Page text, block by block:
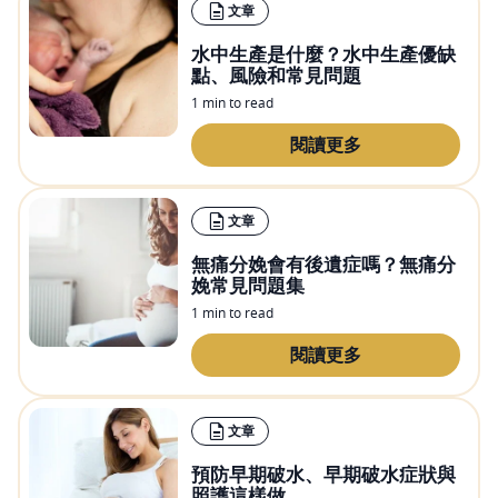
文章
水中生產是什麼？水中生產優缺
點、風險和常見問題
1 min to read
閱讀更多
文章
無痛分娩會有後遺症嗎？無痛分
娩常見問題集
1 min to read
閱讀更多
文章
預防早期破水、早期破水症狀與